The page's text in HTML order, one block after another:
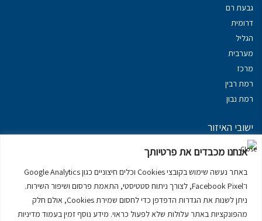
אנחנו מכבדים את פרטיותך
באתר נעשה שימוש בקובצי Cookies וכלים חיצוניים כגון Google Analytics
ו־Facebook Pixel, לצורך ניתוח סטטיסטי, התאמת פרסום ושיפור השירות.
ניתן לשנות את הגדרות הדפדפן כדי לחסום שמירת Cookies, אולם חלק
מהפונקציות באתר עלולות שלא לפעול כראוי. מידע נוסף זמין בעמוד מדיניות
גבעת רם
דרומית
הגליל
מערבית
מרכז
רמת רבין
רמת נבון
ישובי האיזור
נכסים במשגב
מרום הגליל